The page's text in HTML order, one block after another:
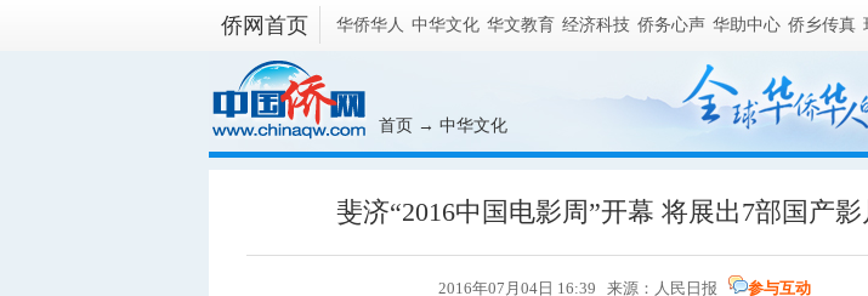
侨网首页 华侨华人 中华文化 华文教育 经济科技 侨务心声 华助中心 侨乡传真
首页 → 中华文化
斐济“2016中国电影周”开幕 将展出7部国产影
2016年07月04日 16:39 来源：人民日报 参与互动